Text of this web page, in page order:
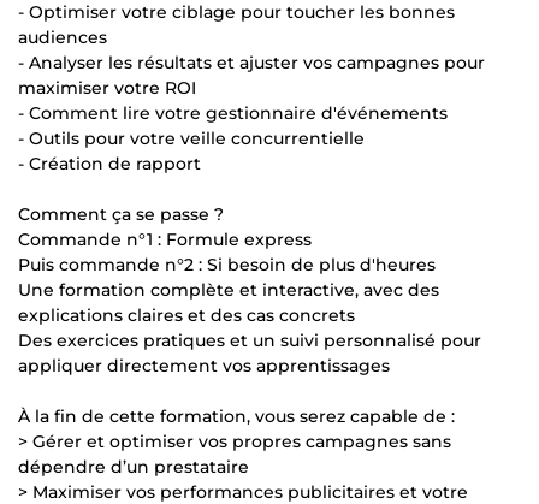
- Optimiser votre ciblage pour toucher les bonnes
audiences
- Analyser les résultats et ajuster vos campagnes pour
maximiser votre ROI
- Comment lire votre gestionnaire d'événements
- Outils pour votre veille concurrentielle
- Création de rapport
Comment ça se passe ?
Commande n°1 : Formule express
Puis commande n°2 : Si besoin de plus d'heures
Une formation complète et interactive, avec des
explications claires et des cas concrets
Des exercices pratiques et un suivi personnalisé pour
appliquer directement vos apprentissages
À la fin de cette formation, vous serez capable de :
> Gérer et optimiser vos propres campagnes sans
dépendre d’un prestataire
> Maximiser vos performances publicitaires et votre